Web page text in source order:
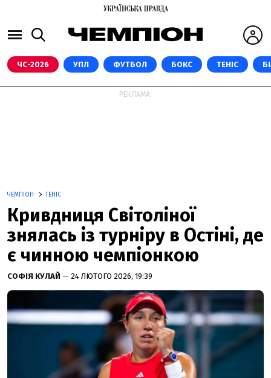
ЧС-2026 УПЛ ФУТБОЛ БОКС ТЕНІС
РЕКЛАМА:
ЧЕМПІОН ТЕНІС
Кривдниця Світоліної
знялась із турніру в Остіні, де
є чинною чемпіонкою
СОФІЯ КУЛАЙ — 24 ЛЮТОГО 2026, 19:39